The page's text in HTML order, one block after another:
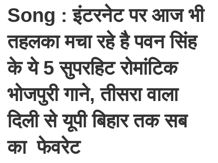
Song : इंटरनेट पर आज भी
तहलका मचा रहे है पवन सिंह
के ये 5 सुपरहिट रोमांटिक
भोजपुरी गाने, तीसरा वाला
दिली से यूपी बिहार तक सब
का फेवरेट